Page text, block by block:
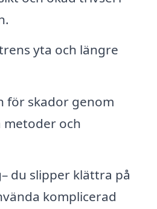
yta och längre
för skador genom
metoder och
du slipper klättra på
komplicerad